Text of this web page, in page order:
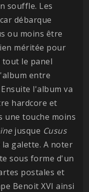
souffle. Les
débarque
ou moins être
méritée pour
le panel
entre
l'album va
hardcore et
une touche moins
jusque Cusus
galette. A noter
sous forme d'un
postales et
Benoit XVI ainsi